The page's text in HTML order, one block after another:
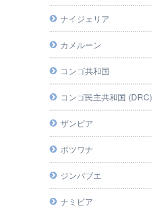
ナイジェリア
カメルーン
コンゴ共和国
コンゴ民主共和国 (DRC)
ザンビア
ボツワナ
ジンバブエ
ナミビア